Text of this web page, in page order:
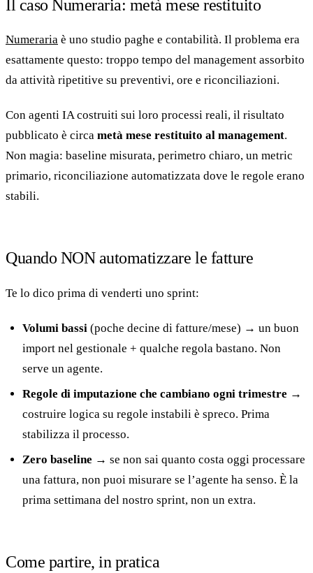
Il caso Numeraria: metà mese restituito
Numeraria è uno studio paghe e contabilità. Il problema era
esattamente questo: troppo tempo del management assorbito
da attività ripetitive su preventivi, ore e riconciliazioni.
Con agenti IA costruiti sui loro processi reali, il risultato
pubblicato è circa metà mese restituito al management.
Non magia: baseline misurata, perimetro chiaro, un metric
primario, riconciliazione automatizzata dove le regole erano
stabili.
Quando NON automatizzare le fatture
Te lo dico prima di venderti uno sprint:
Volumi bassi(poche decine di fatture/mese) → un buon
import nel gestionale + qualche regola bastano. Non
serve un agente.
Regole di imputazione che cambiano ogni trimestre →
costruire logica su regole instabili è spreco. Prima
stabilizza il processo.
Zero baseline → se non sai quanto costa oggi processare
una fattura, non puoi misurare se l’agente ha senso. È la
prima settimana del nostro sprint, non un extra.
Come partire, in pratica